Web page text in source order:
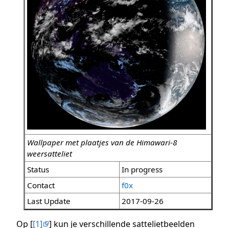
Wallpaper met plaatjes van de Himawari-8
weersatteliet
Status
In progress
Contact
f0x
Last Update
2017-09-26
Op [[1]
] kun je verschillende sattelietbeelden